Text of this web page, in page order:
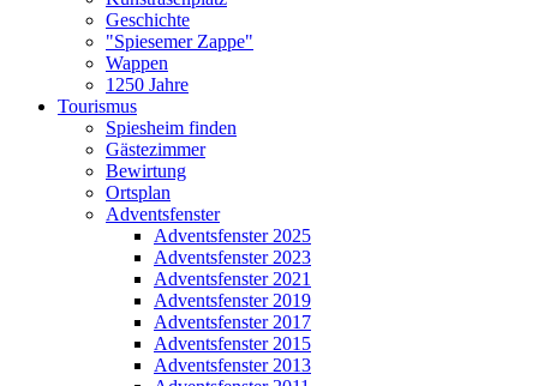
Geschichte
"Spiesemer Zappe"
Wappen
1250 Jahre
Tourismus
Spiesheim finden
Gästezimmer
Bewirtung
Ortsplan
Adventsfenster
Adventsfenster 2025
Adventsfenster 2023
Adventsfenster 2021
Adventsfenster 2019
Adventsfenster 2017
Adventsfenster 2015
Adventsfenster 2013